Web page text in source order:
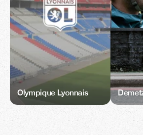
Olympique Lyonnais